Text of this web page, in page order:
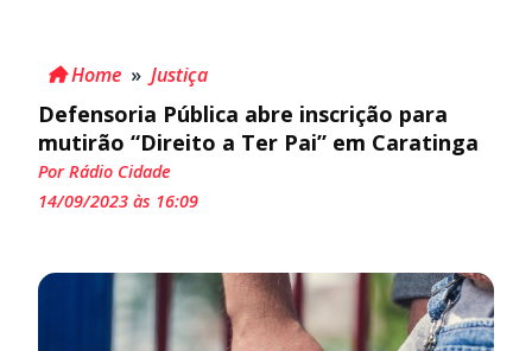
Home » Justiça
Defensoria Pública abre inscrição para
mutirão “Direito a Ter Pai” em Caratinga
Por Rádio Cidade
14/09/2023 às 16:09